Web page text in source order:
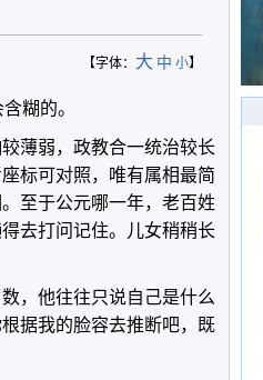
【字体： 大 中 小】
糊的。
薄弱，政教合一统治较长
标可对照，唯有属相最简
至于公元哪一年，老百姓
去打问记住。儿女稍稍长
，他往往只说自己是什么
据我的脸容去推断吧，既